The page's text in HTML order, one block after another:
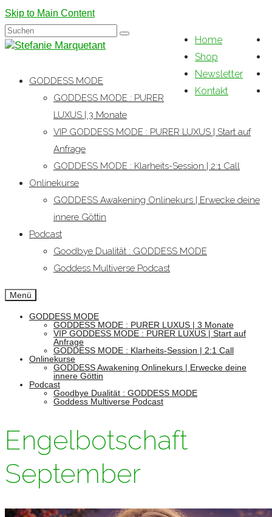
Skip to Main Content
Home
Shop
Newsletter
Kontakt
Suchen
nach:
GODDESS MODE
GODDESS MODE : PURER
LUXUS | 3 Monate
VIP GODDESS MODE : PURER LUXUS | Start auf
Anfrage
GODDESS MODE : Klarheits-Session | 2:1 Call
Onlinekurse
GODDESS Awakening Onlinekurs | Erwecke deine
innere Göttin
Podcast
Goodbye Dualität : GODDESS MODE
Goddess Multiverse Podcast
Menü
GODDESS MODE
GODDESS MODE : PURER LUXUS | 3 Monate
VIP GODDESS MODE : PURER LUXUS | Start auf
Anfrage
GODDESS MODE : Klarheits-Session | 2:1 Call
Onlinekurse
GODDESS Awakening Onlinekurs | Erwecke deine
innere Göttin
Podcast
Goodbye Dualität : GODDESS MODE
Goddess Multiverse Podcast
Engelbotschaft
September